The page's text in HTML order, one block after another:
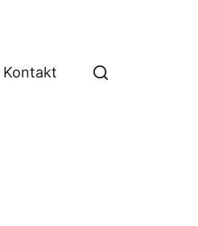
Kontakt